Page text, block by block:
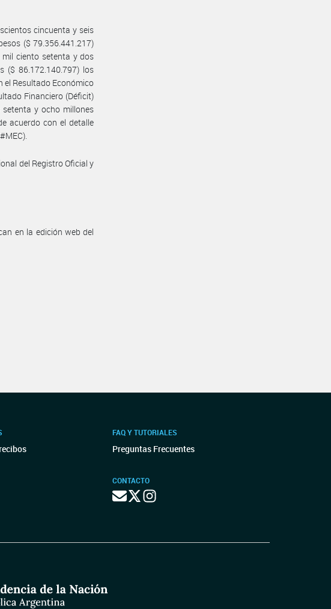
cincuenta y seis
($ 79.356.441.217)
ciento setenta y dos
($ 86.172.140.797) los
el Resultado Económico
Financiero (Déficit)
y ocho millones
acuerdo con el detalle
del Registro Oficial y
en la edición web del
FAQ Y TUTORIALES
Preguntas Frecuentes
CONTACTO